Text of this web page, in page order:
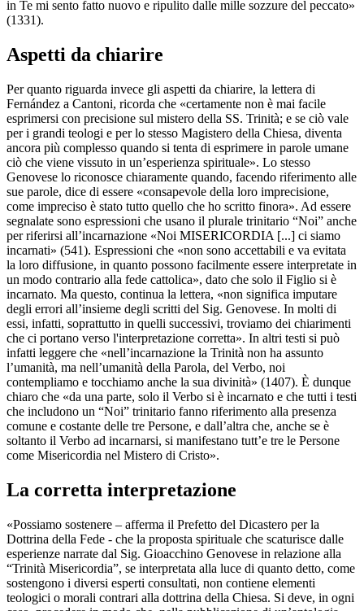
in Te mi sento fatto nuovo e ripulito dalle mille sozzure del peccato»
(1331).
Aspetti da chiarire
Per quanto riguarda invece gli aspetti da chiarire, la lettera di
Fernández a Cantoni, ricorda che «certamente non è mai facile
esprimersi con precisione sul mistero della SS. Trinità; e se ciò vale
per i grandi teologi e per lo stesso Magistero della Chiesa, diventa
ancora più complesso quando si tenta di esprimere in parole umane
ciò che viene vissuto in un’esperienza spirituale». Lo stesso
Genovese lo riconosce chiaramente quando, facendo riferimento alle
sue parole, dice di essere «consapevole della loro imprecisione,
come impreciso è stato tutto quello che ho scritto finora». Ad essere
segnalate sono espressioni che usano il plurale trinitario “Noi” anche
per riferirsi all’incarnazione «Noi MISERICORDIA [...] ci siamo
incarnati» (541). Espressioni che «non sono accettabili e va evitata
la loro diffusione, in quanto possono facilmente essere interpretate in
un modo contrario alla fede cattolica», dato che solo il Figlio si è
incarnato. Ma questo, continua la lettera, «non significa imputare
degli errori all’insieme degli scritti del Sig. Genovese. In molti di
essi, infatti, soprattutto in quelli successivi, troviamo dei chiarimenti
che ci portano verso l'interpretazione corretta». In altri testi si può
infatti leggere che «nell’incarnazione la Trinità non ha assunto
l’umanità, ma nell’umanità della Parola, del Verbo, noi
contempliamo e tocchiamo anche la sua divinità» (1407). È dunque
chiaro che «da una parte, solo il Verbo si è incarnato e che tutti i testi
che includono un “Noi” trinitario fanno riferimento alla presenza
comune e costante delle tre Persone, e dall’altra che, anche se è
soltanto il Verbo ad incarnarsi, si manifestano tutt’e tre le Persone
come Misericordia nel Mistero di Cristo».
La corretta interpretazione
«Possiamo sostenere – afferma il Prefetto del Dicastero per la
Dottrina della Fede - che la proposta spirituale che scaturisce dalle
esperienze narrate dal Sig. Gioacchino Genovese in relazione alla
“Trinità Misericordia”, se interpretata alla luce di quanto detto, come
sostengono i diversi esperti consultati, non contiene elementi
teologici o morali contrari alla dottrina della Chiesa. Si deve, in ogni